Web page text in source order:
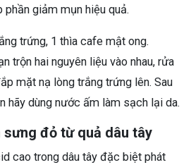
giảm mụn hiệu quả.
trứng, 1 thìa cafe mật ong.
trộn hai nguyên liệu vào nhau, rửa
mặt nạ lòng trắng trứng lên. Sau
hãy dùng nước ấm làm sạch lại da.
sưng đỏ từ quả dâu tây
cao trong dâu tây đặc biệt phát